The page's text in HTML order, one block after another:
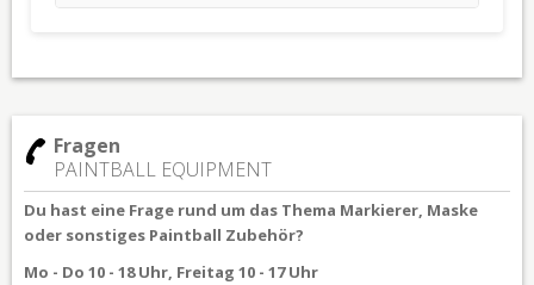
Fragen
PAINTBALL EQUIPMENT
Du hast eine Frage rund um das Thema Markierer, Maske
oder sonstiges Paintball Zubehör?
Mo - Do 10 - 18 Uhr, Freitag 10 - 17 Uhr